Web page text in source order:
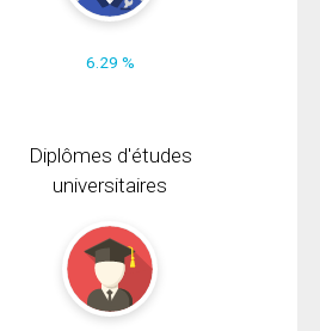
6.29 %
Diplômes d'études
universitaires